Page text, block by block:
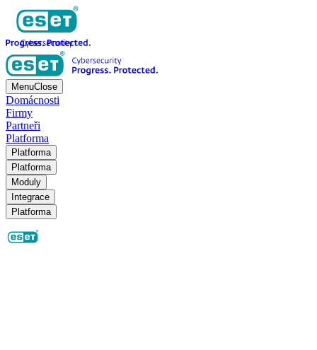
MenuClose
Domácnosti
Firmy
Partneři
Platforma
Platforma
Platforma
Moduly
Integrace
Platforma